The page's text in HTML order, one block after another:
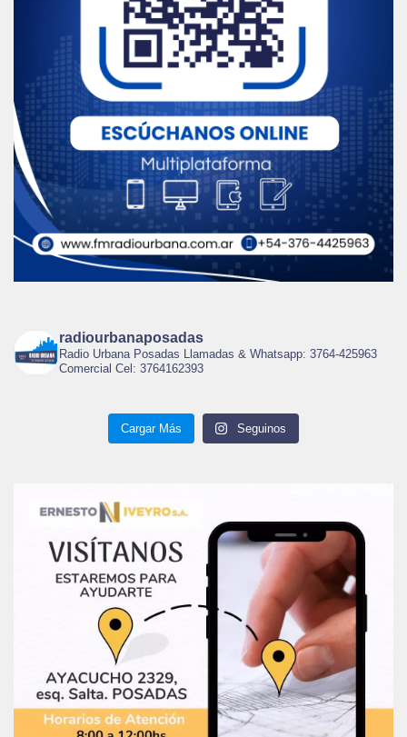
radiourbanaposadas
Radio Urbana Posadas Llamadas & Whatsapp: 3764-425963
Comercial Cel: 3764162393
Cargar Más Seguinos